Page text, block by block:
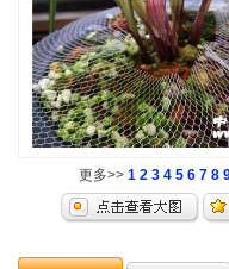
更多>> 1 2 3 4 5 6 7 8